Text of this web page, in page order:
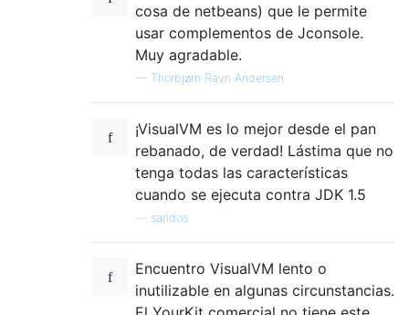
cosa de netbeans) que le permite
usar complementos de Jconsole.
Muy agradable.
— Thorbjørn Ravn Andersen
¡VisualVM es lo mejor desde el pan
rebanado, de verdad! Lástima que no
tenga todas las características
cuando se ejecuta contra JDK 1.5
sandos
Encuentro VisualVM lento o
inutilizable en algunas circunstancias.